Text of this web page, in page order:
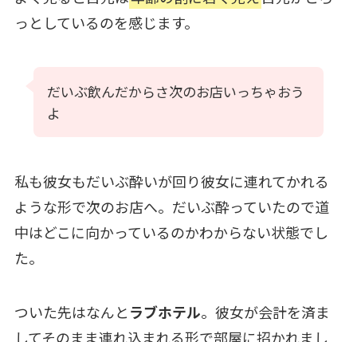
っとしているのを感じます。
だいぶ飲んだからさ次のお店いっちゃおう
よ
私も彼女もだいぶ酔いが回り彼女に連れてかれる
ような形で次のお店へ。だいぶ酔っていたので道
中はどこに向かっているのかわからない状態でし
た。
ついた先はなんとラブホテル。彼女が会計を済ま
してそのまま連れ込まれる形で部屋に招かれまし